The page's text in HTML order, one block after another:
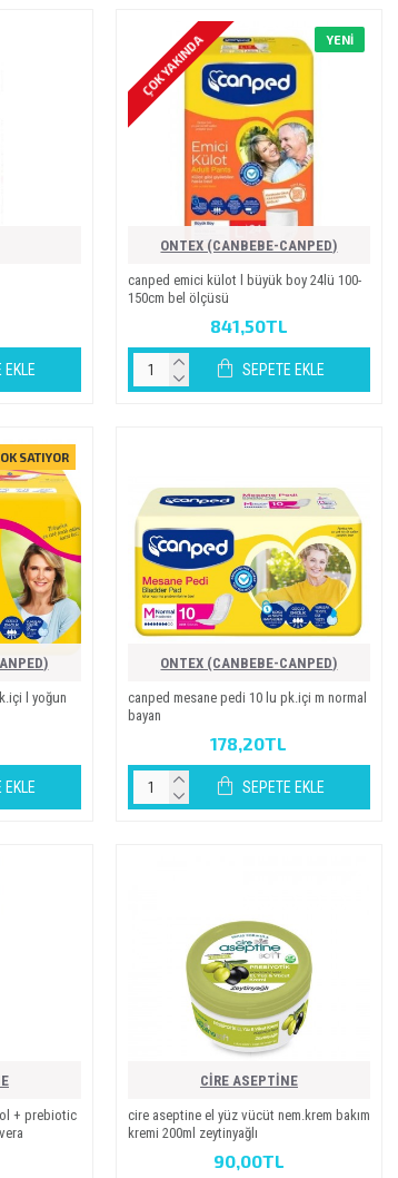
EKLE
YENI
ÇOK YAKINDA
ONTEX (CANBEBE-CANPED)
canped emi̇ci̇ külot l büyük boy 24lü 100-
150cm bel ölçüsü
841,50TL
SEPETE EKLE
SATIYOR
l yoğun
EKLE
ONTEX (CANBEBE-CANPED)
canped mesane pedi̇ 10 lu pk.i̇çi̇ m normal
bayan
178,20TL
SEPETE EKLE
+ prebiotic
CİRE ASEPTİNE
ci̇re asepti̇ne el yüz vücüt nem.krem bakim
kremi̇ 200ml zeyti̇nyağli
90,00TL